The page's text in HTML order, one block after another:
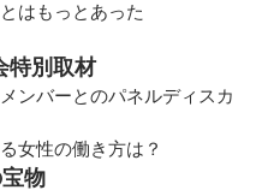
はもっとあった
特別取材
ンバーとのパネルディスカ
女性の働き方は？
物